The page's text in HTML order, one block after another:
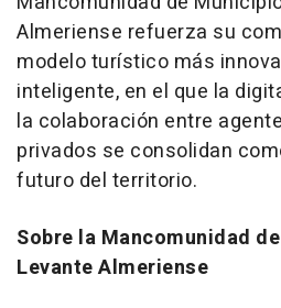
Almeriense refuerza su
modelo turístico más
inteligente, en el que la
la colaboración entre
privados se consolidan
futuro del territorio.
Sobre la Mancomunidad
Levante Almeriense